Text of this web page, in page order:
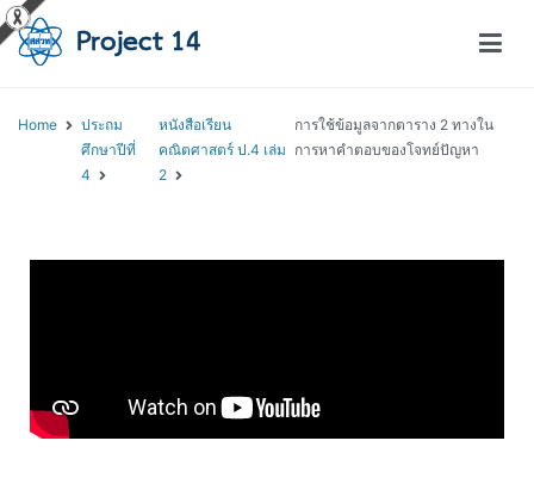
Home
ประถม
ศึกษาปีที่
4
หนังสือเรียน
คณิตศาสตร์ ป.4 เล่ม
2
การใช้ข้อมูลจากตาราง 2 ทางใน
การหาคำตอบของโจทย์ปัญหา